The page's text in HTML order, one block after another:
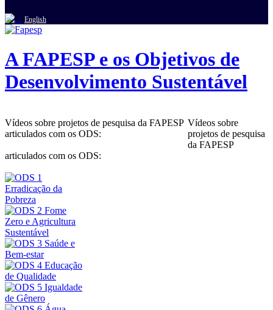
English
A FAPESP e os Objetivos de
Desenvolvimento Sustentável
Vídeos sobre projetos de pesquisa da FAPESP
articulados com os ODS:
Vídeos sobre
projetos de pesquisa
da FAPESP
articulados com os ODS: